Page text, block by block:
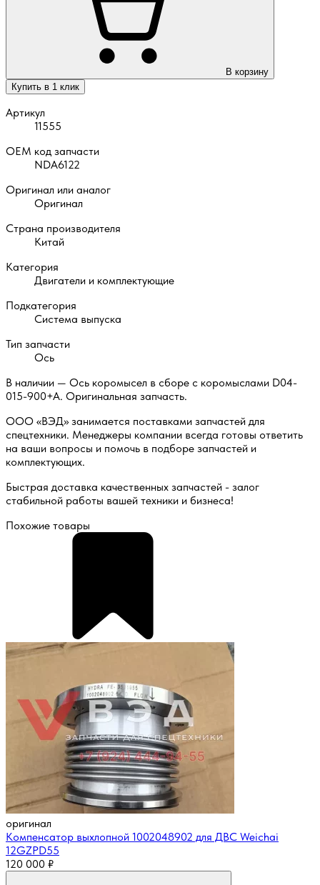
В корзину
Купить в 1 клик
Артикул
11555
OEM код запчасти
NDA6122
Оригинал или аналог
Оригинал
Страна производителя
Китай
Категория
Двигатели и комплектующие
Подкатегория
Система выпуска
Тип запчасти
Ось
В наличии — Ось коромысел в сборе с коромыслами D04-
015-900+A. Оригинальная запчасть.
ООО «ВЭД» занимается поставками запчастей для
спецтехники. Менеджеры компании всегда готовы ответить
на ваши вопросы и помочь в подборе запчастей и
комплектующих.
Быстрая доставка качественных запчастей - залог
стабильной работы вашей техники и бизнеса!
Похожие товары
оригинал
Компенсатор выхлопной 1002048902 для ДВС Weichai
12GZPD55
120 000 ₽